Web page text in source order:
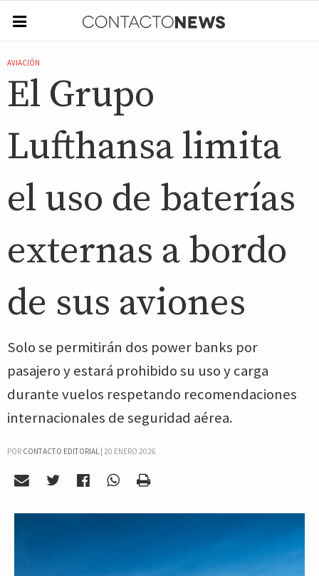
AVIACIÓN
El Grupo
Lufthansa limita
el uso de baterías
externas a bordo
de sus aviones
Solo se permitirán dos power banks por
pasajero y estará prohibido su uso y carga
durante vuelos respetando recomendaciones
internacionales de seguridad aérea.
POR CONTACTO EDITORIAL| 20 ENERO 2026